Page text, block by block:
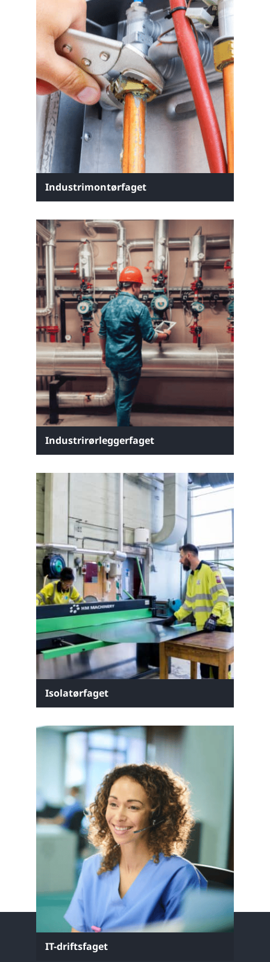
Industrimontørfaget
Industrirørleggerfaget
Isolatørfaget
IT-driftsfaget